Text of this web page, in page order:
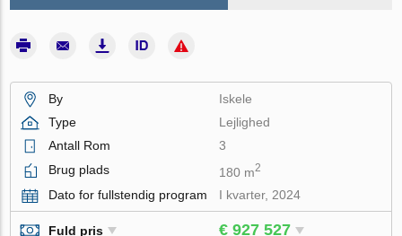
By
Iskele
Type
Lejlighed
Antall Rom
3
Brug plads
180 m2
Dato for fullstendig program I kvarter, 2024
Fuld pris € 927 527